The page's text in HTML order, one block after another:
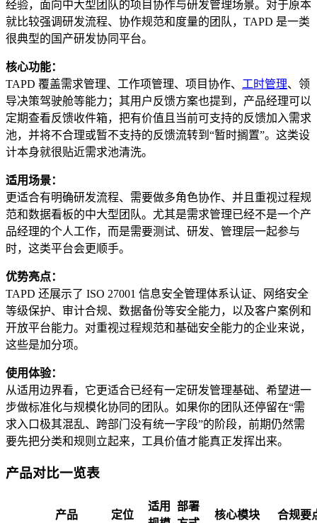
经验，面向中大型团队的项目协作与研发管理场景。对于原本
就比较强调研发流程、协作规范和度量的团队，TAPD 是一类
很典型的国产研发协同平台。
核心功能：
TAPD 覆盖需求管理、工作项管理、项目协作、 工时管理、领
导决策驾驶舱等能力；其用户反馈方案也提到，产品经理可以
定期查看反馈收件箱，把有价值且当前可支持的反馈加入需求
池，并将不合理或暂不支持的反馈流转到“暂时搁置”。这类设
计本身就很贴近需求池清洗。
适用场景：
更适合有明确研发流程、需要做多角色协作、并且重视过程规
范和数据看板的中大型团队。尤其是需求管理已经不是一个产
品经理的个人工作，而是需要测试、研发、管理层一起参与
时，这类平台会更顺手。
优势亮点：
TAPD 还展示了 ISO 27001 信息安全管理体系认证、网络安全
等级保护、审计合规、数据备份等安全能力，以及客户案例和
开放平台能力。对重视过程规范和基础安全能力的企业来说，
这些是加分项。
使用体验：
从适用边界看，它更适合已经有一定研发管理基础、希望进一
步做标准化与规模化协同的团队。如果你的团队还停留在“需
求入口极其混乱、跨部门没有统一字段”的阶段，前期仍然需
要先把分类和规则立起来，工具价值才能真正发挥出来。
产品对比一览表
产品 定位
适用
部署
核心模块 合规要